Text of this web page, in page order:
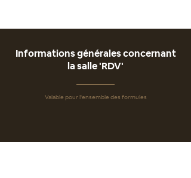
Informations générales concernant
la salle 'RDV'
Valable pour l'ensemble des formules